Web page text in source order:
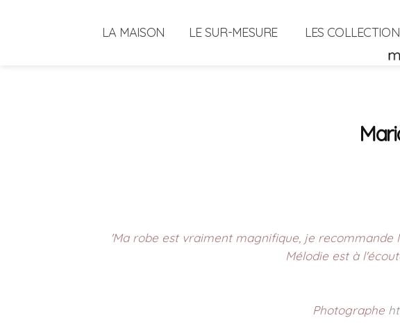
LA MAISON LE SUR-MESURE LES
'Ma robe est vraiment magnifique, je
Mélodie est à
Photographe